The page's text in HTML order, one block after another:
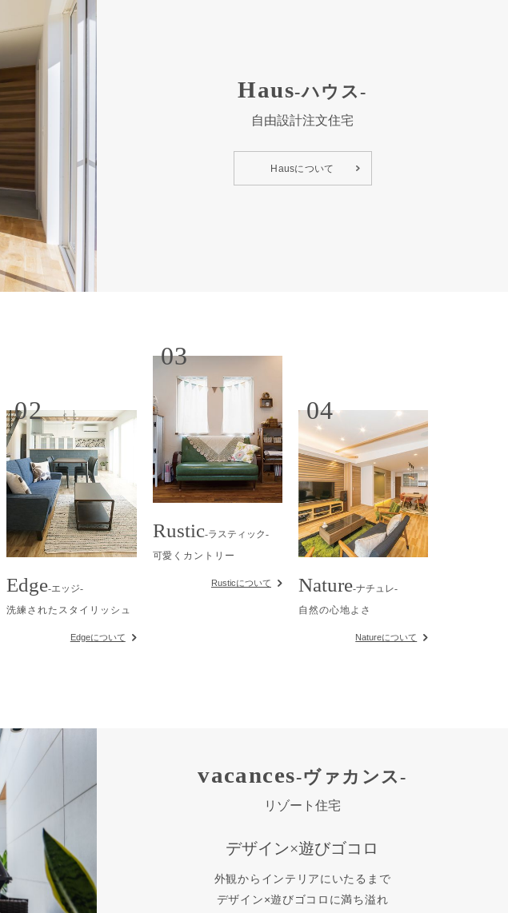
Haus-ハウス-
自由設計注文住宅
Hausについて
02
Edge-エッジ-
洗練されたスタイリッシュ
Edgeについて
03
Rustic-ラスティック-
可愛くカントリー
Rusticについて
04
Nature-ナチュレ-
自然の心地よさ
Natureについて
vacances-ヴァカンス-
リゾート住宅
デザイン×遊びゴコロ
外観からインテリアにいたるまで
デザイン×遊びゴコロに満ち溢れ